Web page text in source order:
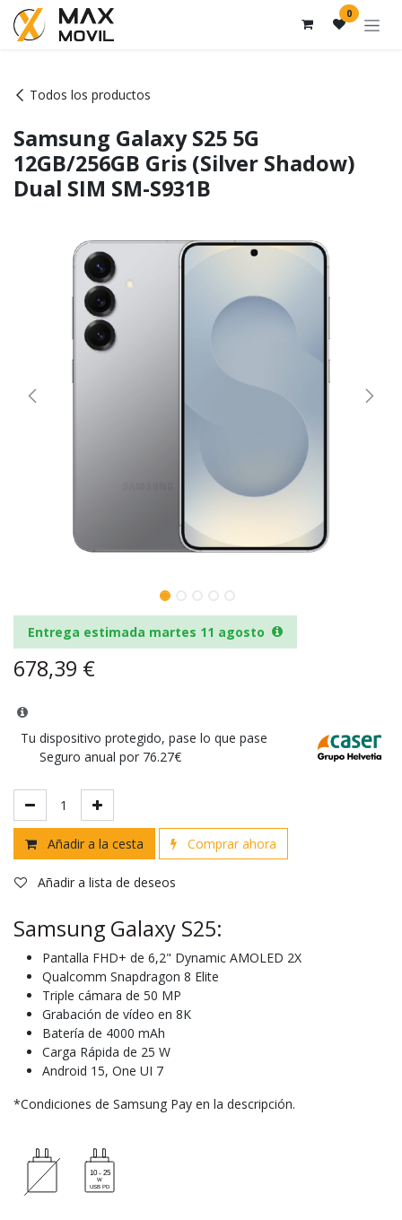
Ir al contenido 0
Todos los productos
Samsung Galaxy S25 5G
12GB/256GB Gris (Silver Shadow)
Dual SIM SM-S931B
Entrega estimada martes 11 agosto
678,39 €
Tu dispositivo protegido, pase lo que pase
Seguro anual por 76.27€
Añadir a la cesta Comprar ahora
Añadir a lista de deseos
Samsung Galaxy S25:
Pantalla FHD+ de 6,2" Dynamic AMOLED 2X
Qualcomm Snapdragon 8 Elite
Triple cámara de 50 MP
Grabación de vídeo en 8K
Batería de 4000 mAh
Carga Rápida de 25 W
Android 15, One UI 7
*Condiciones de Samsung Pay en la descripción.